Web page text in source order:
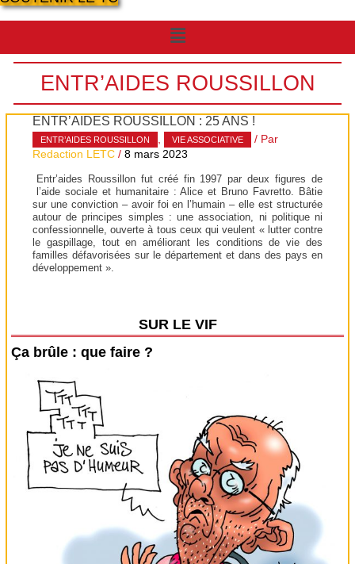
Menu
ENTR’AIDES ROUSSILLON
ENTR’AIDES ROUSSILLON : 25 ANS !
ENTR’AIDES ROUSSILLON VIE ASSOCIATIVE
/ Par
Redaction LETC /8 mars 2023
Entr’aides Roussillon fut créé fin 1997 par deux figures de
l’aide sociale et humanitaire : Alice et Bruno Favretto. Bâtie
sur une conviction – avoir foi en l’humain – elle est structurée
autour de principes simples : une association, ni politique ni
confessionnelle, ouverte à tous ceux qui veulent « lutter contre
le gaspillage, tout en améliorant les conditions de vie des
familles défavorisées sur le département et dans des pays en
développement ».
SUR LE VIF
Ça brûle : que faire ?